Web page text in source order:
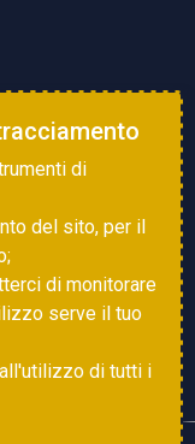
di
del sito, per il
di monitorare
serve il tuo
di tutti i